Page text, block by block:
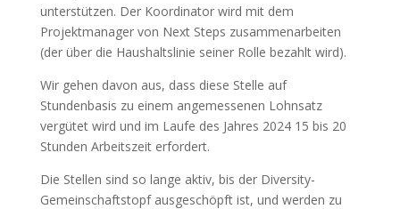
unterstützen. Der Koordinator wird mit dem
Projektmanager von Next Steps zusammenarbeiten
(der über die Haushaltslinie seiner Rolle bezahlt wird).
Wir gehen davon aus, dass diese Stelle auf
Stundenbasis zu einem angemessenen Lohnsatz
vergütet wird und im Laufe des Jahres 2024 15 bis 20
Stunden Arbeitszeit erfordert.
Die Stellen sind so lange aktiv, bis der Diversity-
Gemeinschaftstopf ausgeschöpft ist, und werden zu